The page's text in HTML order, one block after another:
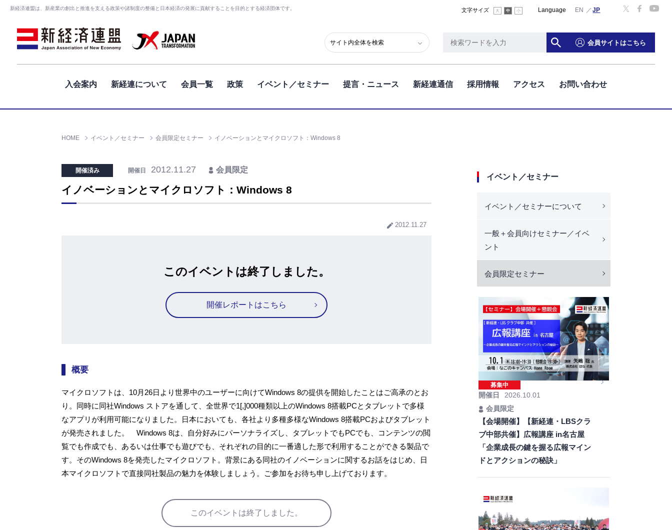
新経済連盟は、新産業の創出と推進を支える政策や諸制度の整備と日本経済の発展に貢献することを目的とする経済団体です。 文字サイズ 大 中 小 Language English
会員サイトはこちら
入会案内 新経連について 会員一覧 政策 イベント／セミナー 提言・ニュース 新経連通信 採用情報 アクセス お問い合わせ
HOME イベント／セミナー 会員限定セミナー イノベーションとマイクロソフト：Windows 8
開催済み 開催日 2012.11.27 会員限定
イノベーションとマイクロソフト：Windows 8
2012.11.27
このイベントは終了しました。
開催レポートはこちら
概要
マイクロソフトは、10月26日より世界中のユーザーに向けてWindows 8の提供を開始したことはご高承のとお
り。同時に同社Windows ストアを通して、全世界で1[,]000種類以上のWindows 8搭載PCとタブレットで多様
なアプリが利用可能になりました。日本においても、各社より多種多様なWindows 8搭載PCおよびタブレット
が発売されました。 Windows 8は、自分好みにパーソナライズし、タブレットでもPCでも、コンテンツの閲
覧でも作成でも、あるいは仕事でも遊びでも、それぞれの目的に一番適した形で利用することができる製品で
す。そのWindows 8を発売したマイクロソフト。背景にある同社のイノベーションに関するお話をはじめ、日
本マイクロソフトで直接同社製品の魅力を体験しましょう。ご参加をお待ち申し上げております。
このイベントは終了しました。
イベント／セミナー
イベント／セミナーについて
一般＋会員向けセミナー／イベ
ント
会員限定セミナー
募集中
開催日
2026.10.01
会員限定
【会場開催】【新経連・LBSクラ
ブ中部共催】広報講座 in名古屋
「企業成長の鍵を握る広報マイン
ドとアクションの秘訣」